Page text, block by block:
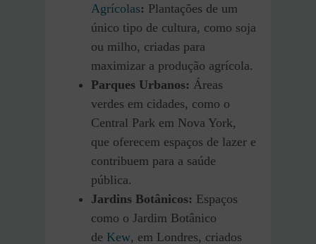
Agrícolas: Plantações de um
único tipo de cultura, como soja
ou milho, criadas para
maximizar a produção agrícola.
Parques Urbanos: Áreas
verdes em cidades, como o
Central Park em Nova York,
que oferecem espaços de lazer e
contribuem para a saúde
pública.
Jardins Botânicos: Espaços
como o Jardim Botânico
de Kew, em Londres, criados